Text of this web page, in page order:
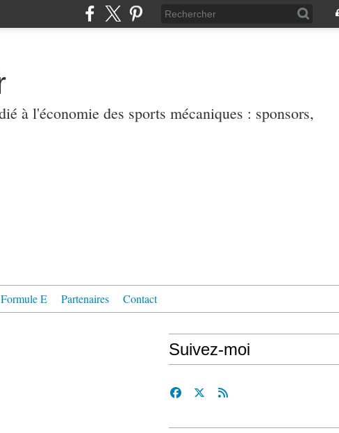
à l'économie des sports mécaniques : sponsors,
Formule E Partenaires Contact
Suivez-moi